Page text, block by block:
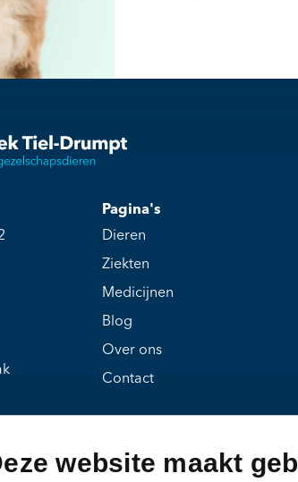
website maakt
Pagina's
Dieren
Ziekten
Medicijnen
Blog
Over ons
Contact